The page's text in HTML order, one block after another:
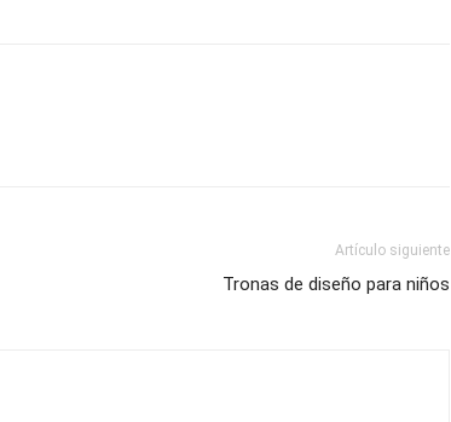
Artículo siguiente
Tronas de diseño para niños